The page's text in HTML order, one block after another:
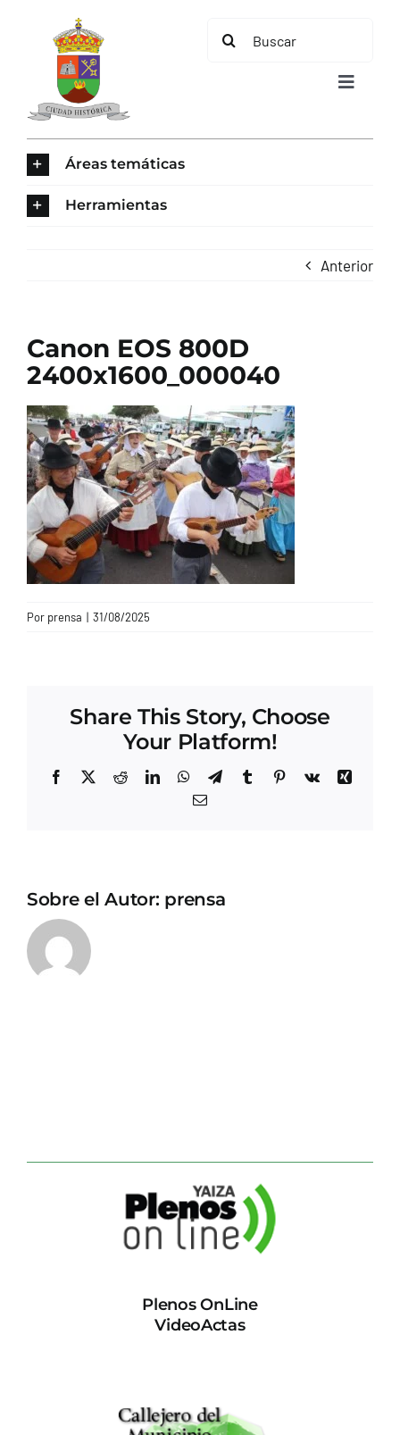
contenido
Buscar:
Toggle
TURISMO
CONTACTO
Áreas temáticas
Herramientas
Anterior
Canon EOS 800D
2400x1600_000040
Por prensa | 31/08/2025
Share This Story, Choose
Your Platform!
Facebook
X RedditLinkedInWhatsApp
TelegramTumblrPinterest
Vk
Xing
Correo
Sobre el Autor: prensa
Plenos OnLine
VideoActas